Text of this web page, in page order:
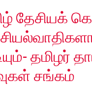
தேசியக்
சங்கம்